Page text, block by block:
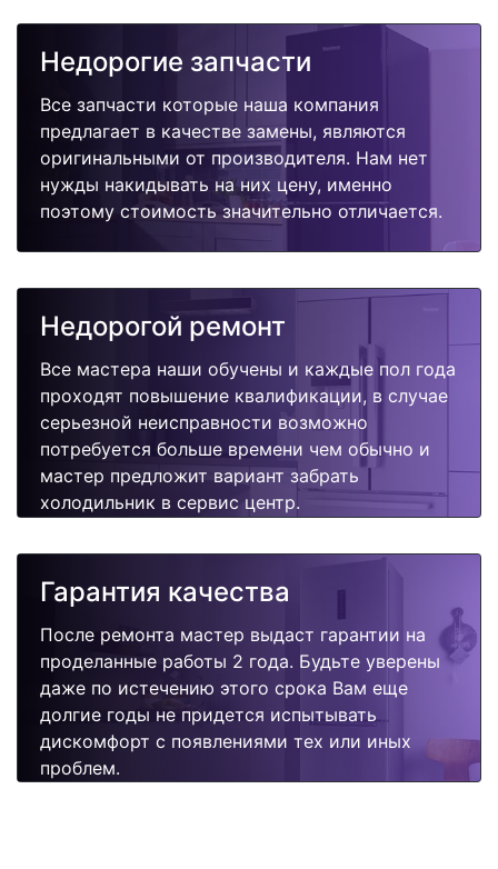
Недорогие запчасти
Все запчасти которые наша компания
предлагает в качестве замены, являются
оригинальными от производителя. Нам нет
нужды накидывать на них цену, именно
поэтому стоимость значительно отличается.
Недорогой ремонт
Все мастера наши обучены и каждые пол года
проходят повышение квалификации, в случае
серьезной неисправности возможно
потребуется больше времени чем обычно и
мастер предложит вариант забрать
холодильник в сервис центр.
Гарантия качества
После ремонта мастер выдаст гарантии на
проделанные работы 2 года. Будьте уверены
даже по истечению этого срока Вам еще
долгие годы не придется испытывать
дискомфорт с появлениями тех или иных
проблем.